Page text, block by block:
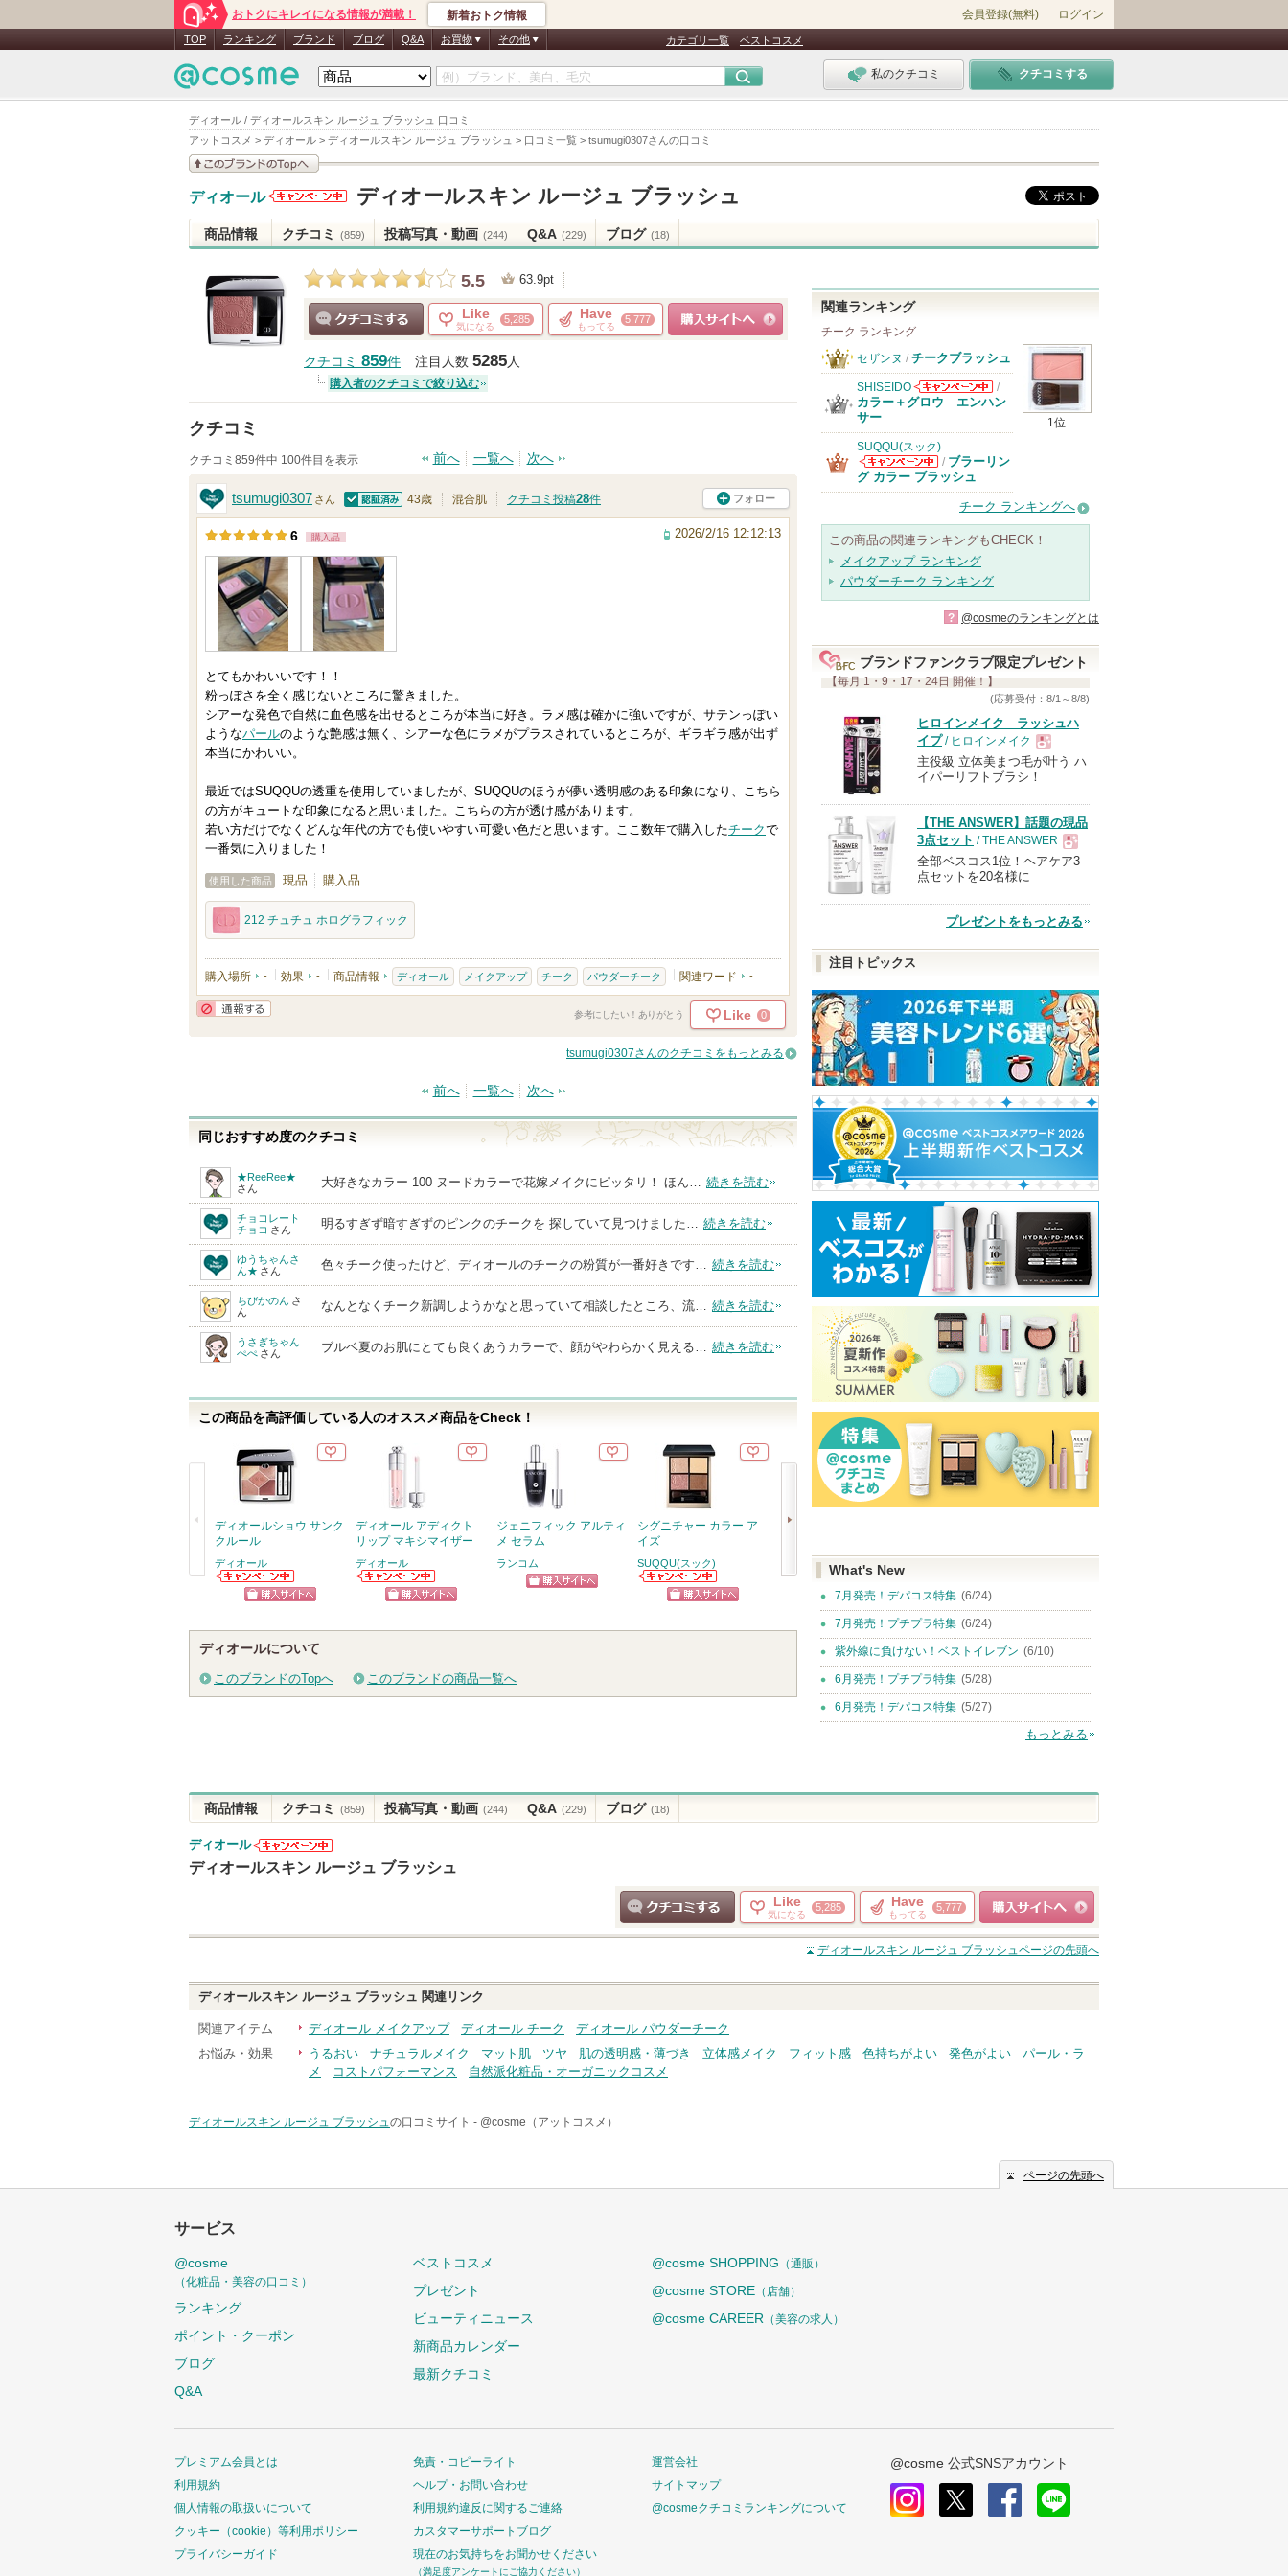
ディオール / ディオールスキン ルージュ ブラッシュ 口コミ
アットコスメ > ディオール > ディオールスキン ルージュ ブラッシュ > 口コミ一覧 > tsumugi0307さんの口コミ
おトクにキレイになる情報が満載！ 新着おトク情報 会員登録(無料) ログイン
TOP ランキング ブランド ブログ Q&A お買物 その他 カテゴリ一覧 ベストコスメ
私のクチコミ クチコミする
ディオール
からのお知
らせがあり
ディオールスキン ルージュ ブラッシュ
商品情報 クチコミ (859) 投稿写真・動画 (244) Q&A (229) ブログ (18)
5.5 63.9pt
Like
気になる
5,285 Have
もってる
5,777
クチコミ 859件 注目人数 5285人
購入者のクチコミで絞り込む
クチコミ
クチコミ859件中 100件目を表示 前へ 一覧へ 次へ
tsumugi0307 さん
認証済
43歳 混合肌 クチコミ投稿28件 フォロー
6 購入品 2026/2/16 12:12:13
とてもかわいいです！！
粉っぽさを全く感じないところに驚きました。
シアーな発色で自然に血色感を出せるところが本当に好き。ラメ感は確かに強いですが、サテンっぽい
ようなパールのような艶感は無く、シアーな色にラメがプラスされているところが、ギラギラ感が出ず
本当にかわいい。
最近ではSUQQUの透重を使用していましたが、SUQQUのほうが儚い透明感のある印象になり、こちら
の方がキュートな印象になると思いました。こちらの方が透け感があります。
若い方だけでなくどんな年代の方でも使いやすい可愛い色だと思います。ここ数年で購入したチークで
一番気に入りました！
使用した商品 現品 購入品
212 チュチュ ホログラフィック
購入場所 - 効果 - 商品情報 ディオール メイクアップ チーク パウダーチーク 関連ワード -
参考にしたい！ありがとう Like 0
tsumugi0307さんのクチコミをもっとみる
前へ 一覧へ 次へ
同じおすすめ度のクチコミ
★ReeRee★
さん
大好きなカラー 100 ヌードカラーで花嫁メイクにピッタリ！ ほん… 続きを読む
チョコレート
チョコ さん 明るすぎず暗すぎずのピンクのチークを 探していて見つけました… 続きを読む
ゆうちゃんさ
ん★ さん 色々チーク使ったけど、ディオールのチークの粉質が一番好きです… 続きを読む
ちびかのん さ
ん
なんとなくチーク新調しようかなと思っていて相談したところ、流… 続きを読む
うさぎちゃん
ぺぺ さん ブルベ夏のお肌にとても良くあうカラーで、顔がやわらかく見える… 続きを読む
この商品を高評価している人のオススメ商品をCheck！
ディオールショウ サンク
クルール
ディオール
ディオールから
のお知らせがあ
ディオール アディクト
リップ マキシマイザー
ディオール
ディオールから
のお知らせがあ
ジェニフィック アルティ
メ セラム
ランコム
シグニチャー カラー ア
イズ
SUQQU(スック)
SUQQU(スック)
からのお知らせ
ディオールスキン フォー
ト コンシーラー
ディオール
ディオールから
のお知らせがあ
ります
ショッピン
グサイトへ
SUQQU(スック)
からのお知らせ
がありますショッピン
グサイトへ
ディオールについて
このブランドのTopへ このブランドの商品一覧へ
関連ランキング
チーク ランキング
1位
セザンヌ / チークブラッシュ
SHISEIDO
SHISEIDOから
/
カラー＋グロウ エンハン
サー
SUQQU(スック)
SUQQU(スッ
ク)からのお知
/ ブラーリン
グ カラー ブラッシュ
チーク ランキングへ
この商品の関連ランキングもCHECK！
メイクアップ ランキング
パウダーチーク ランキング
? @cosmeのランキングとは
ブランドファンクラブ限定プレゼント
【毎月 1・9・17・24日 開催！】
(応募受付：8/1～8/8)
ヒロインメイク ラッシュハ
イプ/ ヒロインメイク
現
品
主役級 立体美まつ毛が叶う ハ
イパーリフトブラシ！
【THE ANSWER】話題の現品
3点セット / THE ANSWER
現
品
全部ベスコス1位！ヘアケア3
点セットを20名様に
プレゼントをもっとみる
注目トピックス
What's New
7月発売！デパコス特集 (6/24)
7月発売！プチプラ特集 (6/24)
紫外線に負けない！ベストイレブン (6/10)
6月発売！プチプラ特集 (5/28)
6月発売！デパコス特集 (5/27)
もっとみる
商品情報 クチコミ (859) 投稿写真・動画 (244) Q&A (229) ブログ (18)
ディオール
ディオールか
ディオールスキン ルージュ ブラッシュ
クチコミする
Like
気になる
5,285 Have
もってる
5,777
ショッピングサイト
へ
ディオールスキン ルージュ ブラッシュページの先頭へ
ディオールスキン ルージュ ブラッシュ 関連リンク
関連アイテム ディオール メイクアップ ディオール チーク
ディオール パウダーチーク
お悩み・効果
うるおい ナチュラルメイク マット肌 ツヤ 肌の透明感・薄づき 立体感メイク フィット感 色持ちがよい 発色がよい
パール・ラ
メ
コストパフォーマンス 自然派化粧品・オーガニックコスメ
ディオールスキン ルージュ ブラッシュの口コミサイト - @cosme（アットコスメ）
ページの先頭へ
サービス
@cosme
（化粧品・美容の口コミ）
ランキング
ポイント・クーポン
ブログ
Q&A
ベストコスメ
プレゼント
ビューティニュース
新商品カレンダー
最新クチコミ
@cosme SHOPPING （通販）
@cosme STORE （店舗）
@cosme CAREER （美容の求人）
プレミアム会員とは
利用規約
個人情報の取扱いについて
クッキー（cookie）等利用ポリシー
プライバシーガイド
免責・コピーライト
ヘルプ・お問い合わせ
利用規約違反に関するご連絡
カスタマーサポートブログ
現在のお気持ちをお聞かせください
（満足度アンケートにご協力ください）
運営会社
サイトマップ
@cosmeクチコミランキングについて
@cosme 公式SNSアカウント